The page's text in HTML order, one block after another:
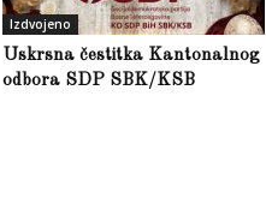
Izdvojeno
Uskrsna čestitka Kantonalnog
odbora SDP SBK/KSB